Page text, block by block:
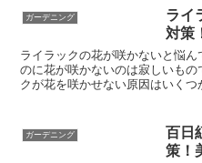
ガーデニング
ライ
対策
ライラックの花が咲かないと悩
のに花が咲かないのは寂しいも
クが花を咲かせない原因はいく
ガーデニング
百日
策！